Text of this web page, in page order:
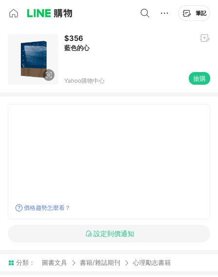
筆記
$356
藍色的心
Yahoo購物中心 搶購
價格趨勢怎麼看？
設定到價通知
分類： 圖書文具 書籍/雜誌期刊 心理勵志書籍